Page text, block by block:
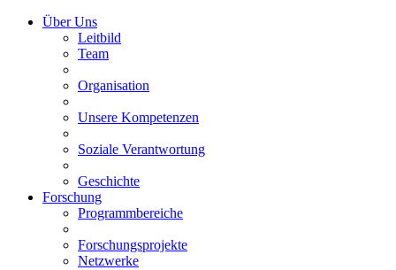
Über Uns
Leitbild
Team
Organisation
Unsere Kompetenzen
Soziale Verantwortung
Geschichte
Forschung
Programmbereiche
Forschungsprojekte
Netzwerke